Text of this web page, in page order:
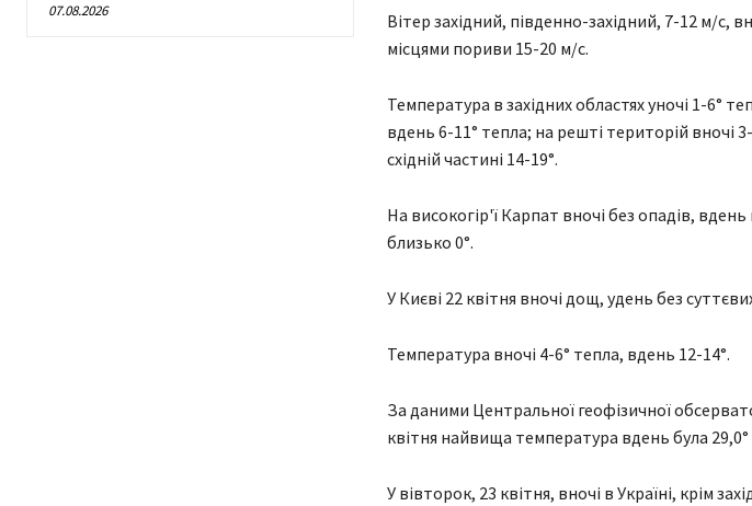
07.08.2026
Вітер західний, південно-західний, 7-12 м/с,
місцями пориви 15-20 м/с.
Температура в західних областях уночі 1-6°
вдень 6-11° тепла; на решті територій вночі
східній частині 14-19°.
На високогір'ї Карпат вночі без опадів,
близько 0°.
У Києві 22 квітня вночі дощ, удень без
Температура вночі 4-6° тепла, вдень 12-14°.
За даними Центральної геофізичної
квітня найвища температура вдень була 29,0°
У вівторок, 23 квітня, вночі в Україні, крім